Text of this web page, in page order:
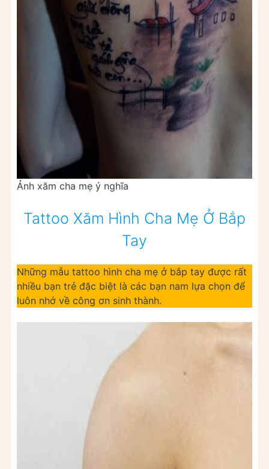
Ảnh xăm cha mẹ ý nghĩa
Tattoo Xăm Hình Cha Mẹ Ở Bắp
Tay
Những mẫu tattoo hình cha mẹ ở bắp tay được rất
nhiều bạn trẻ đặc biệt là các bạn nam lựa chọn để
luôn nhớ về công ơn sinh thành.